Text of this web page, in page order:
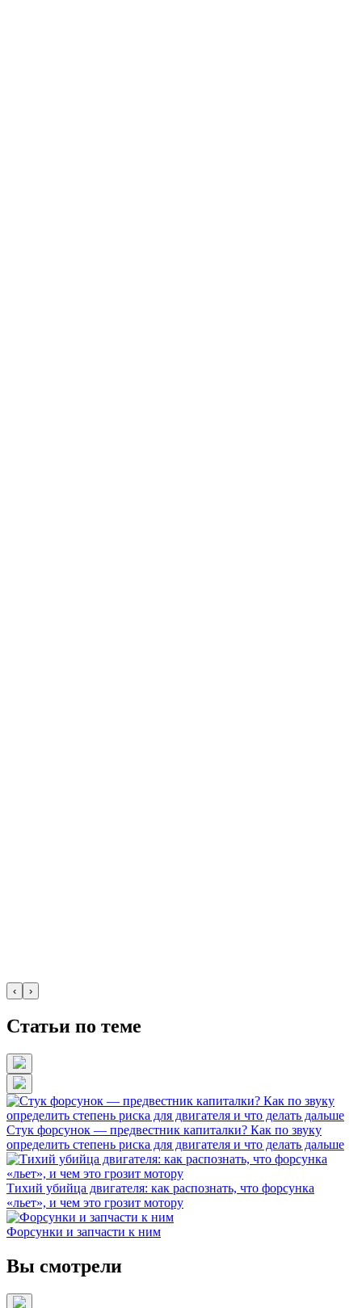
‹ ›
Статьи по теме
Стук форсунок — предвестник капиталки? Как по звуку
определить степень риска для двигателя и что делать дальше
Тихий убийца двигателя: как распознать, что форсунка
«льет», и чем это грозит мотору
Форсунки и запчасти к ним
Вы смотрели